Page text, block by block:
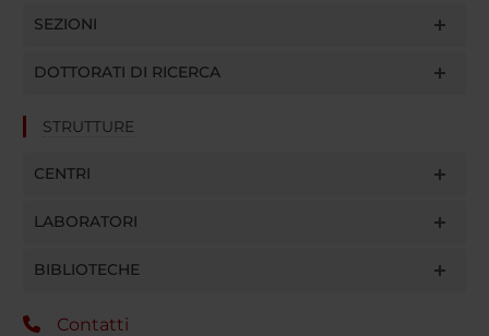
SEZIONI
DOTTORATI DI RICERCA
STRUTTURE
CENTRI
LABORATORI
BIBLIOTECHE
Contatti